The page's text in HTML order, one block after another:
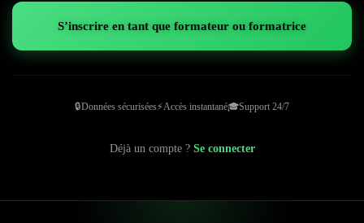
S’inscrire en tant que formateur ou formatrice
🔒Données sécurisées⚡Accès instantané🎓Support 24/7
Déjà un compte ? Se connecter